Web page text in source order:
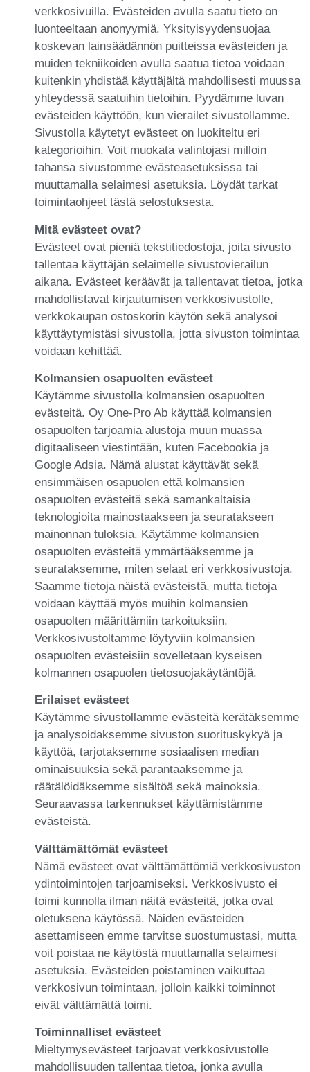
verkkosivuilla. Evästeiden avulla saatu tieto on
luonteeltaan anonyymiä. Yksityisyydensuojaa
koskevan lainsäädännön puitteissa evästeiden ja
muiden tekniikoiden avulla saatua tietoa voidaan
kuitenkin yhdistää käyttäjältä mahdollisesti muussa
yhteydessä saatuihin tietoihin. Pyydämme luvan
evästeiden käyttöön, kun vierailet sivustollamme.
Sivustolla käytetyt evästeet on luokiteltu eri
kategorioihin. Voit muokata valintojasi milloin
tahansa sivustomme evästeasetuksissa tai
muuttamalla selaimesi asetuksia. Löydät tarkat
toimintaohjeet tästä selostuksesta.
Mitä evästeet ovat?
Evästeet ovat pieniä tekstitiedostoja, joita sivusto
tallentaa käyttäjän selaimelle sivustovierailun
aikana. Evästeet keräävät ja tallentavat tietoa, jotka
mahdollistavat kirjautumisen verkkosivustolle,
verkkokaupan ostoskorin käytön sekä analysoi
käyttäytymistäsi sivustolla, jotta sivuston toimintaa
voidaan kehittää.
Kolmansien osapuolten evästeet
Käytämme sivustolla kolmansien osapuolten
evästeitä. Oy One-Pro Ab käyttää kolmansien
osapuolten tarjoamia alustoja muun muassa
digitaaliseen viestintään, kuten Facebookia ja
Google Adsia. Nämä alustat käyttävät sekä
ensimmäisen osapuolen että kolmansien
osapuolten evästeitä sekä samankaltaisia
teknologioita mainostaakseen ja seuratakseen
mainonnan tuloksia. Käytämme kolmansien
osapuolten evästeitä ymmärtääksemme ja
seurataksemme, miten selaat eri verkkosivustoja.
Saamme tietoja näistä evästeistä, mutta tietoja
voidaan käyttää myös muihin kolmansien
osapuolten määrittämiin tarkoituksiin.
Verkkosivustoltamme löytyviin kolmansien
osapuolten evästeisiin sovelletaan kyseisen
kolmannen osapuolen tietosuojakäytäntöjä.
Erilaiset evästeet
Käytämme sivustollamme evästeitä kerätäksemme
ja analysoidaksemme sivuston suorituskykyä ja
käyttöä, tarjotaksemme sosiaalisen median
ominaisuuksia sekä parantaaksemme ja
räätälöidäksemme sisältöä sekä mainoksia.
Seuraavassa tarkennukset käyttämistämme
evästeistä.
Välttämättömät evästeet
Nämä evästeet ovat välttämättömiä verkkosivuston
ydintoimintojen tarjoamiseksi. Verkkosivusto ei
toimi kunnolla ilman näitä evästeitä, jotka ovat
oletuksena käytössä. Näiden evästeiden
asettamiseen emme tarvitse suostumustasi, mutta
voit poistaa ne käytöstä muuttamalla selaimesi
asetuksia. Evästeiden poistaminen vaikuttaa
verkkosivun toimintaan, jolloin kaikki toiminnot
eivät välttämättä toimi.
Toiminnalliset evästeet
Mieltymysevästeet tarjoavat verkkosivustolle
mahdollisuuden tallentaa tietoa, jonka avulla